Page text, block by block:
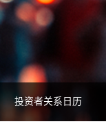
投资者关系日历